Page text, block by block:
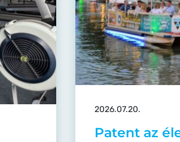
2026.07.20.
Patent az